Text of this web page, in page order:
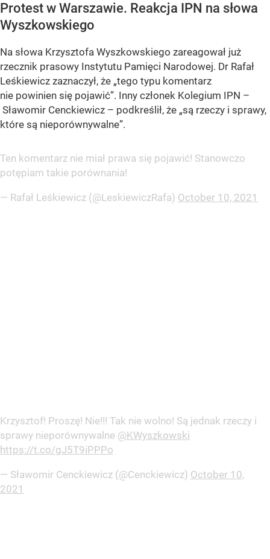
Protest w Warszawie. Reakcja IPN na słowa
Wyszkowskiego
Na słowa Krzysztofa Wyszkowskiego zareagował już
rzecznik prasowy Instytutu Pamięci Narodowej. Dr Rafał
Leśkiewicz zaznaczył, że „tego typu komentarz
nie powinien się pojawić”. Inny członek Kolegium IPN –
Sławomir Cenckiewicz – podkreślił, że „są rzeczy i sprawy,
które są nieporównywalne”.
Ten komentarz nie miał prawa się pojawić! Stanowczo
potępiam takie porównania!
— Rafał Leśkiewicz (@LeskiewiczRafa) October 10, 2021
Krzysztof! Proszę! Nie!!! Tak nie wolno! Są jednak rzeczy i
sprawy nieporównywalne @KWyszkowski
https://t.co/gJ5T9iPPPo
— Sławomir Cenckiewicz (@Cenckiewicz) October 10,
2021